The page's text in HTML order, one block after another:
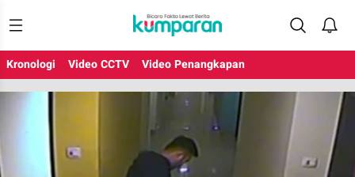
Kronologi Video CCTV Video Penangkapan